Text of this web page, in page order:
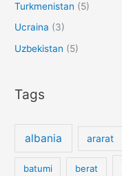
Turkmenistan (5)
Ucraina (3)
Uzbekistan (5)
Tags
albania ararat
batumi berat